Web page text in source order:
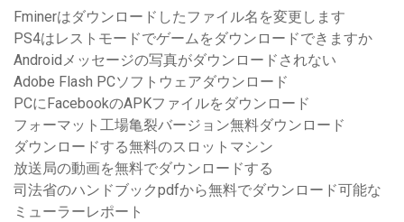
Fminerはダウンロードしたファイル名を変更します
PS4はレストモードでゲームをダウンロードできますか
Androidメッセージの写真がダウンロードされない
Adobe Flash PCソフトウェアダウンロード
PCにFacebookのAPKファイルをダウンロード
フォーマット工場亀裂バージョン無料ダウンロード
ダウンロードする無料のスロットマシン
放送局の動画を無料でダウンロードする
司法省のハンドブックpdfから無料でダウンロード可能な
ミューラーレポート